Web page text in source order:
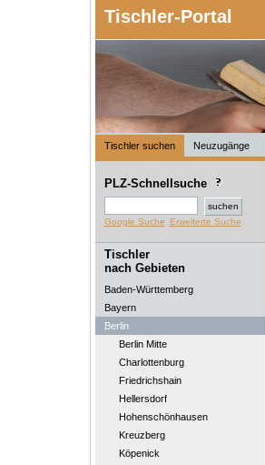
Tischler-Portal
Tischler suchen Neuzugänge
PLZ-Schnellsuche
Google Suche Erweiterte Suche
Tischler
nach Gebieten
Baden-Württemberg
Bayern
Berlin
Berlin Mitte
Charlottenburg
Friedrichshain
Hellersdorf
Hohenschönhausen
Kreuzberg
Köpenick